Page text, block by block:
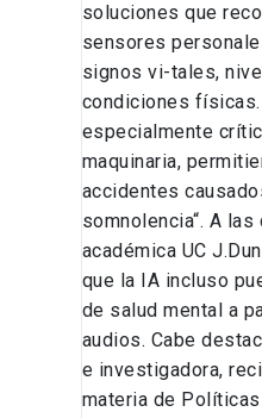
soluciones que
sensores
signos vi-tales,
condiciones
especialmente
maquinaria,
accidentes
somnolencia“. A
académica UC
que la IA incluso
de salud mental a
audios. Cabe
e investigadora,
materia de